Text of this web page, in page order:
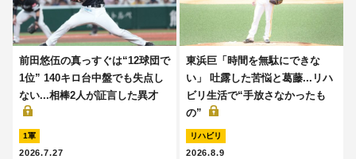
前田悠伍の真っすぐは“12球団で
1位” 140キロ台中盤でも失点し
ない...相棒2人が証言した異才
1軍
2026.7.27
東浜巨「時間を無駄にできな
い」 吐露した苦悩と葛藤...リハ
ビリ生活で“手放さなかったも
の”
リハビリ
2026.8.9